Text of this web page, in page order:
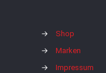
→
Shop
→
Marken
→
Impressum